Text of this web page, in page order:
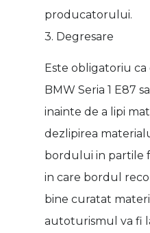
producatorului.
3. Degresare
Este obligatoriu
BMW Seria 1 E87
inainte de a lipi
dezlipirea
bordului in partile
in care bordul
bine curatat
autoturismul va fi